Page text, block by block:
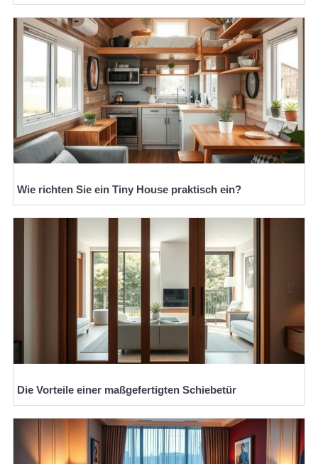
Wie richten Sie ein Tiny House praktisch ein?
Die Vorteile einer maßgefertigten Schiebetür